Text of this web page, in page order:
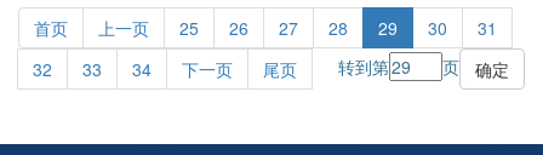
首页 上一页 25 26 27 28 29 30
31
32
33 34 下一页 尾页 转到第 页